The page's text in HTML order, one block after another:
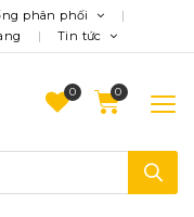
phân phối
Tin tức
0